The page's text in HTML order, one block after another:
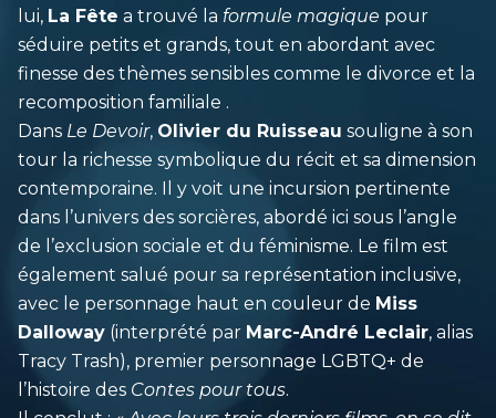
lui, La Fête a trouvé la formule magique pour
séduire petits et grands, tout en abordant avec
finesse des thèmes sensibles comme le divorce et la
recomposition familiale .
Dans Le Devoir, Olivier du Ruisseau souligne à son
tour la richesse symbolique du récit et sa dimension
contemporaine. Il y voit une incursion pertinente
dans l’univers des sorcières, abordé ici sous l’angle
de l’exclusion sociale et du féminisme. Le film est
également salué pour sa représentation inclusive,
avec le personnage haut en couleur de Miss
Dalloway (interprété par Marc-André Leclair, alias
Tracy Trash), premier personnage LGBTQ+ de
l’histoire des Contes pour tous.